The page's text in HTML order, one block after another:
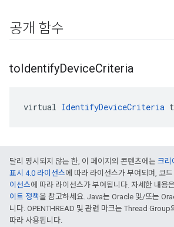
공개 함수
toIdentifyDeviceCriteria
virtual IdentifyDeviceCriteria
달리 명시되지 않는 한, 이 페이지의 콘텐츠에는 크리
표시 4.0 라이선스에 따라 라이선스가 부여되며, 코
이선스에 따라 라이선스가 부여됩니다. 자세한 내용은
이트 정책을 참고하세요. Java는 Oracle 및/또는
니다. OPENTHREAD 및 관련 마크는 Thread Group
따라 사용됩니다.